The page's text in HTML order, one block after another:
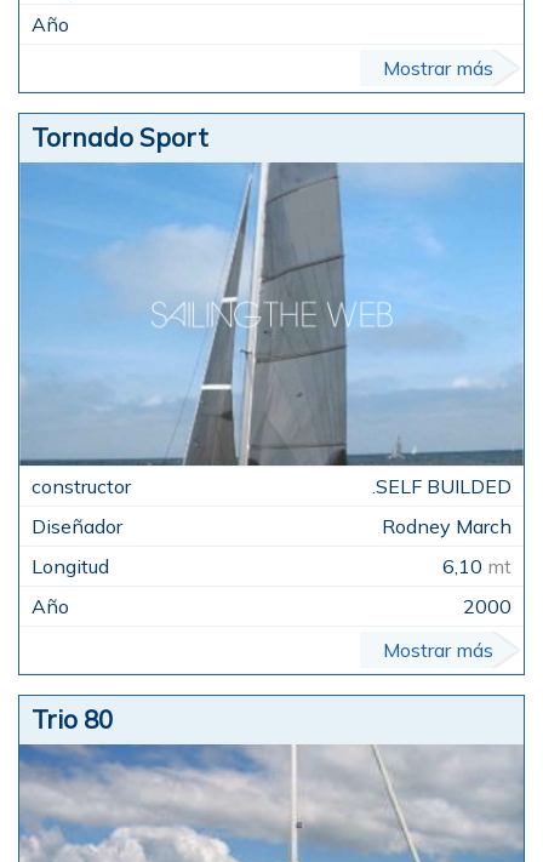
Mostrar más
Tornado Sport
.SELF BUILDED
Rodney March
6,10 mt
2000
Mostrar más
Trio 80